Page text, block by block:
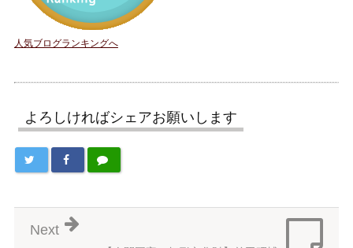
人気ブログランキングへ
よろしければシェアお願いします
Next